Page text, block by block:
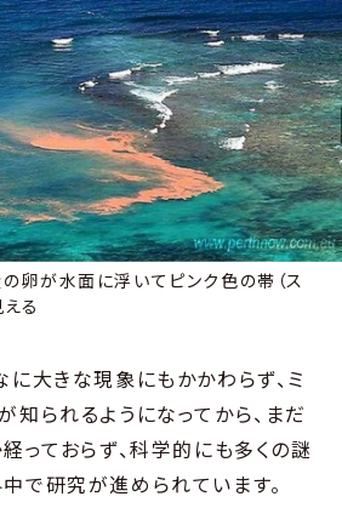
卵が水面に浮いてピンク色の帯（ス
る
に大きな現象にもかかわらず、ミ
知られるようになってから、まだ
っておらず、科学的にも多くの謎
で研究が進められています。